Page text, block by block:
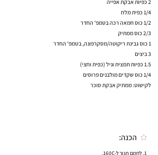
2 כפיות אבקת אפייה
1/4 כפית מלח
1/2 כוס חמאה רכה בטמפ' החדר
2/3 כוס ממתיק
1 כוס גבינת ריקוטה/מסקרפונה, בטמפ' החדר
3 ביצים
1.5 כפיות תמצית וניל (כפית וחצי)
1/4 כוס שקדים מולבנים פרוסים
לקישוט: ממתיק אבקת סוכר
הכנה:
1. לחמם תנור ל-160C.